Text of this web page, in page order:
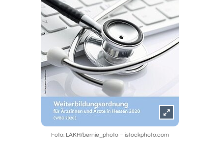
Foto: LÄKH/bernie_photo – istockphoto.com